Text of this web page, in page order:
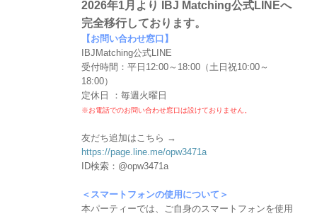
2026年1月より IBJ Matching公式LINEへ
完全移行しております。
【お問い合わせ窓口】
IBJMatching公式LINE
受付時間：平日12:00～18:00（土日祝10:00～
18:00）
定休日 ：毎週火曜日
※お電話でのお問い合わせ窓口は設けておりません。
友だち追加はこちら →
https://page.line.me/opw3471a
ID検索：@opw3471a
＜スマートフォンの使用について＞
本パーティーでは、ご自身のスマートフォンを使用